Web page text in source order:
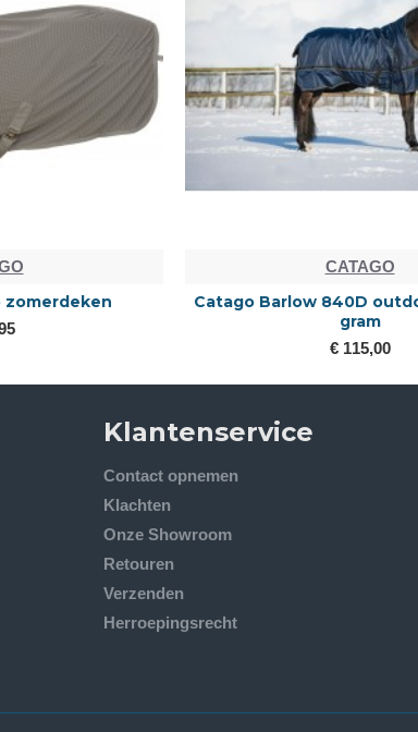
zomerdeken
CATAGO
Catago Barlow 840D
gram
€ 115,00
Klantenservice
Contact opnemen
Klachten
Onze Showroom
Retouren
Verzenden
Herroepingsrecht